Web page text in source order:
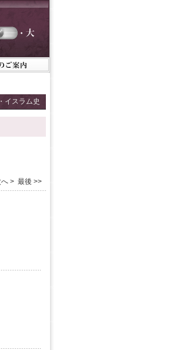
イスラム史
へ > 最後 >>